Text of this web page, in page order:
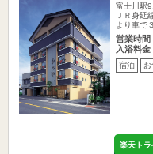
富士川駅
ＪＲ身
より車で
営業時間
入浴料金
宿泊
楽天トラ